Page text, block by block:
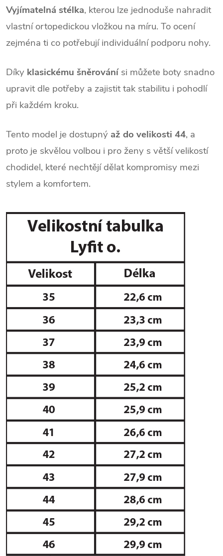
Vyjímatelná stélka, kterou lze jednoduše nahradit
vlastní ortopedickou vložkou na míru. To ocení
zejména ti co potřebují individuální podporu nohy.
Díky klasickému šněrovánísi můžete boty snadno
upravit dle potřeby a zajistit tak stabilitu i pohodlí
při každém kroku.
Tento model je dostupný až do velikosti 44, a
proto je skvělou volbou i pro ženy s větší velikostí
chodidel, které nechtějí dělat kompromisy mezi
stylem a komfortem.